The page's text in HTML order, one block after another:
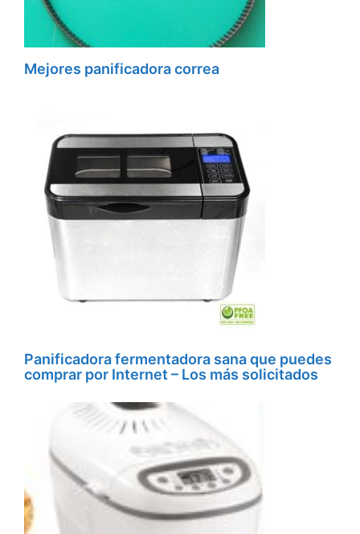
Mejores panificadora correa
Panificadora fermentadora sana que puedes
comprar por Internet – Los más solicitados